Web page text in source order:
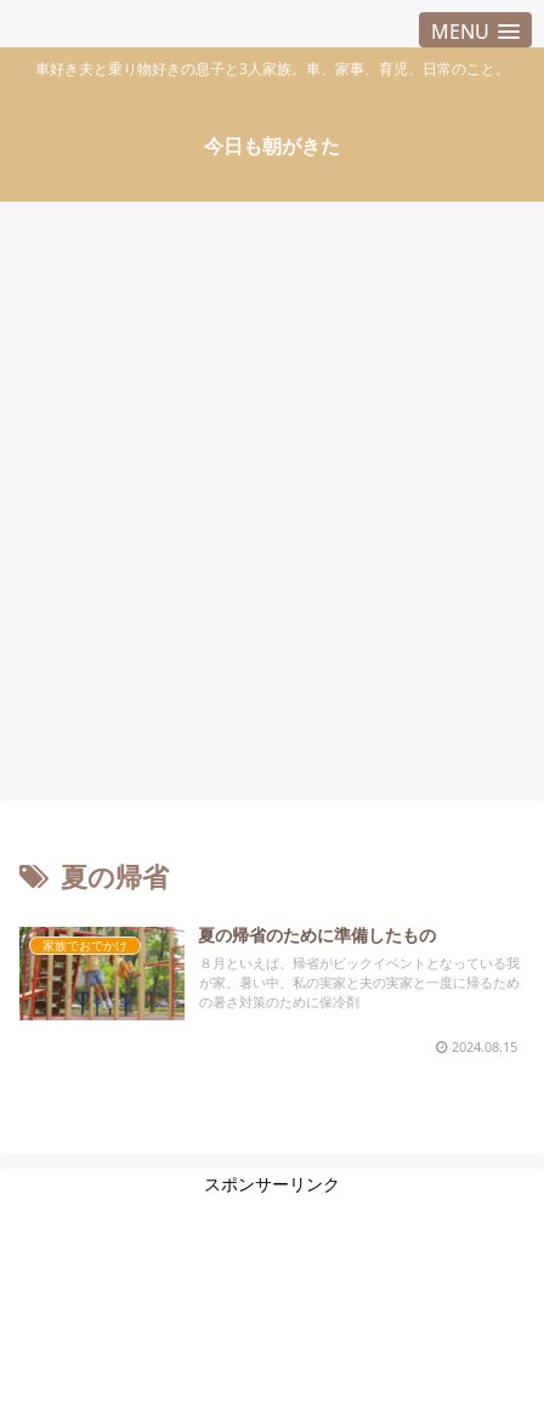
MENU
車好き夫と乗り物好きの息子と3人家族。車、家事、育児、日常のこと。
今日も朝がきた
夏の帰省
家族でおでかけ 夏の帰省のために準備したもの
８月といえば、帰省がビックイベントとなっている我
が家。暑い中、私の実家と夫の実家と一度に帰るため
の暑さ対策のために保冷剤
2024.08.15
スポンサーリンク